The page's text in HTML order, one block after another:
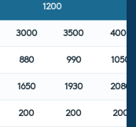
1200
3000 3500 4000
880 990 1050
1650 1930 2080
200 200 200